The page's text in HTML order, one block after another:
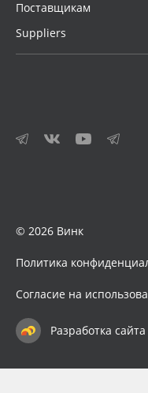
Поставщикам
Suppliers
© 2026 Винк
Политика
Согласие на
Разработка